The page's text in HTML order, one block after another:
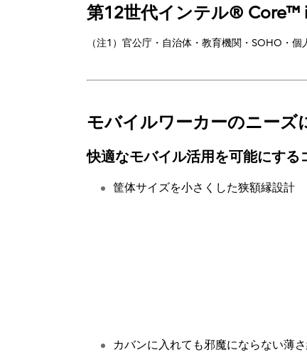
第12世代インテル® Core™
（注1）官公庁・自治体・教育機関・SOHO・個
モバイルワーカーのニーズ
快適なモバイル活用を可能にする
筐体サイズを小さくした狭額縁設計
カバンに入れても邪魔にならない薄